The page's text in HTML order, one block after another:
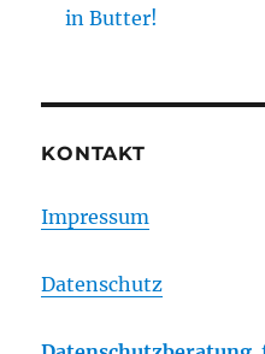
in Butter!
KONTAKT
Impressum
Datenschutz